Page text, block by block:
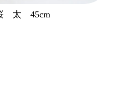
太 45cm